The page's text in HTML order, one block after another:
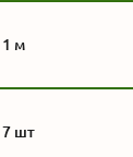
1 м
7 шт